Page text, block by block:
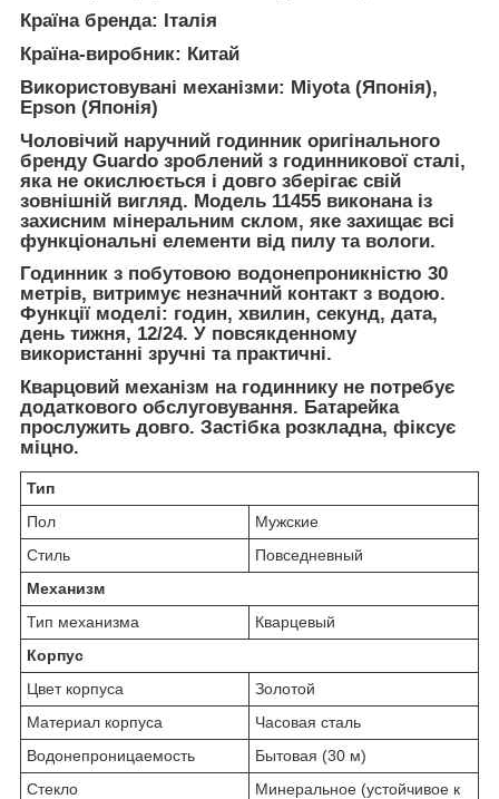
Країна бренда:
Італія
Країна-виробник: Китай
Використовувані механізми: Miyota (Японія),
Epson (Японія)
Чоловічий наручний годинник оригінального
бренду Guardo зроблений з годинникової сталі,
яка не окислюється і довго зберігає свій
зовнішній вигляд. Модель 11455 виконана із
захисним мінеральним склом, яке захищає всі
функціональні елементи від пилу та вологи.
Годинник з побутовою водонепроникністю 30
метрів, витримує незначний контакт з водою.
Функції моделі: годин, хвилин, секунд, дата,
день тижня, 12/24. У повсякденному
використанні зручні та практичні.
Кварцовий механізм на годиннику не потребує
додаткового обслуговування. Батарейка
прослужить довго. Застібка розкладна, фіксує
міцно.
Тип
Пол
Мужские
Стиль
Повседневный
Механизм
Тип механизма
Кварцевый
Корпус
Цвет корпуса
Золотой
Материал корпуса
Часовая сталь
Водонепроницаемость
Бытовая (30 м)
Стекло
Минеральное (устойчивое к